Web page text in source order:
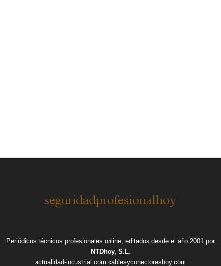
Periódicos técnicos profesionales online, editados desde el año 2001 por
NTDhoy, S.L.
actualidad-industrial.com cablesyconectoreshoy.com